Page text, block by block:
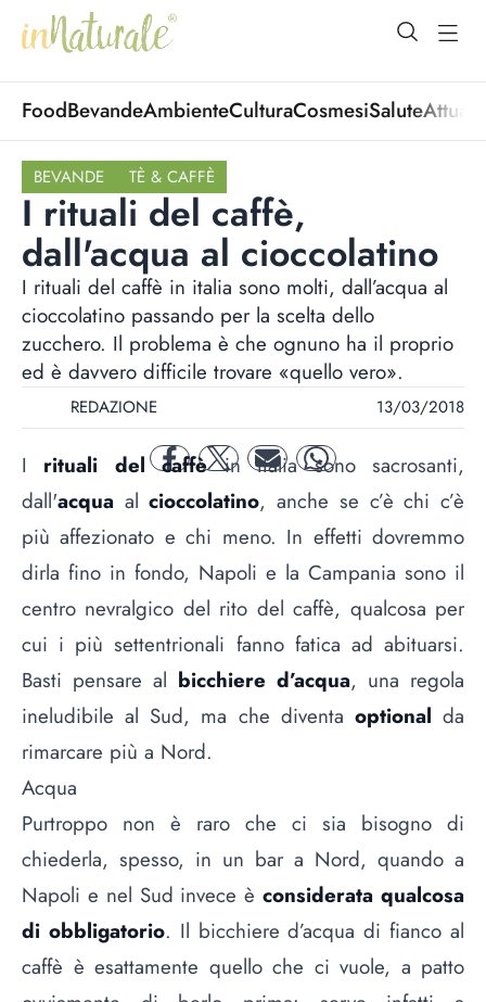
open
FoodBevandeAmbienteCulturaCosmesiSalute
BEVANDE TÈ & CAFFÈ
I rituali del caffè,
dall'acqua al cioccolatino
I rituali del caffè in italia sono molti, dall’acqua al
cioccolatino passando per la scelta dello
zucchero. Il problema è che ognuno ha il proprio
ed è davvero difficile trovare «quello vero».
REDAZIONE 13/03/2018
facebooktwitter mail whatsapp
I rituali del caffèin Italia sono sacrosanti,
dall'acqua alcioccolatino, anche se c’è chi c’è
più affezionato e chi meno. In effetti dovremmo
dirla fino in fondo, Napoli e la Campania sono il
centro nevralgico del rito del caffè, qualcosa per
cui i più settentrionali fanno fatica ad abituarsi.
Basti pensare al bicchiere d’acqua, una regola
ineludibile al Sud, ma che diventa optional da
rimarcare più a Nord.
Acqua
Purtroppo non è raro che ci sia bisogno di
chiederla, spesso, in un bar a Nord, quando a
Napoli e nel Sud invece èconsiderata qualcosa
di obbligatorio. Il bicchiere d’acqua di fianco al
caffè è esattamente quello che ci vuole, a patto